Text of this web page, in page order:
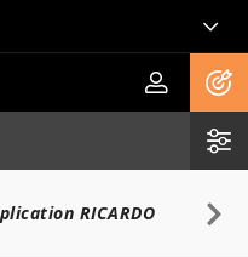
RICARDO